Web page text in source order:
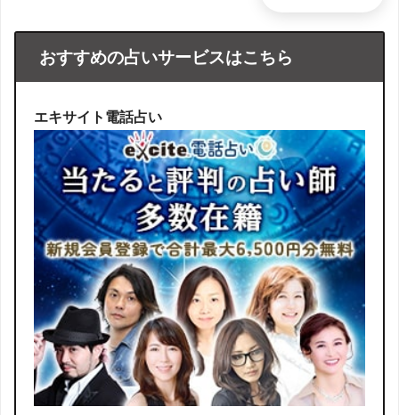
おすすめの占いサービスはこちら
エキサイト電話占い